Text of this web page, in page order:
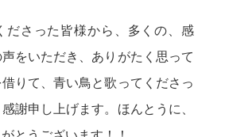
ださった皆様から、多くの、感
をいただき、ありがたく思って
りて、青い鳥と歌ってくださっ
謝申し上げます。ほんとうに、